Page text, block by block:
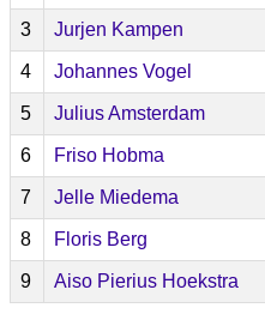
3 Jurjen Kampen
4 Johannes Vogel
5 Julius Amsterdam
6 Friso Hobma
7 Jelle Miedema
8 Floris Berg
9 Aiso Pierius Hoekstra